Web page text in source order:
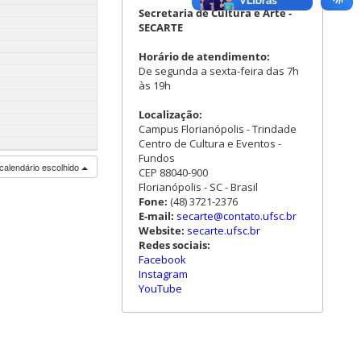
escolhido
Secretaria de Cultura e Arte -
SECARTE
Horário de atendimento:
De segunda a sexta-feira das 7h
às 19h
Localização:
Campus Florianópolis - Trindade
Centro de Cultura e Eventos -
Fundos
CEP 88040-900
Florianópolis - SC - Brasil
Fone: (48) 3721-2376
E-mail: secarte@contato.ufsc.br
Website: secarte.ufsc.br
Redes sociais:
Facebook
Instagram
YouTube